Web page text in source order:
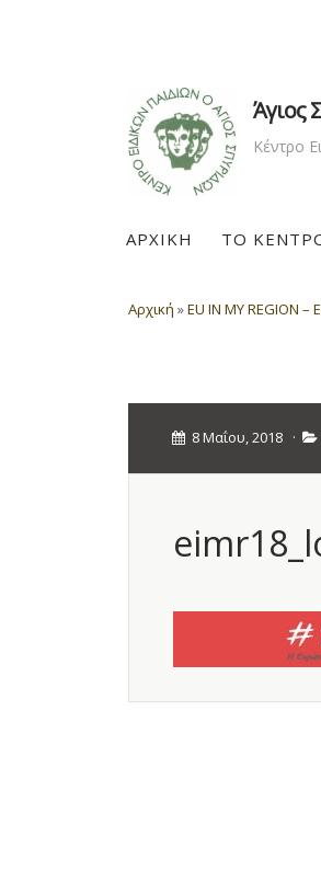
Άγιος
Κέντρο
ΑΡΧΙΚΗ ΤΟ
Αρχική »EU IN MY REGION
8 Μαΐου, 2018 ·